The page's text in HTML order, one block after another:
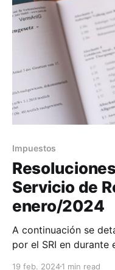
en enero y este a su
Impuestos
Servicio de
enero/2024
A continuación se
por el SRI en durante
19 feb. 20241 min read